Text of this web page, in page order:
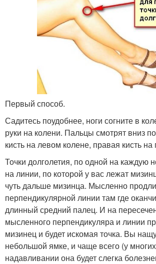
Первый способ.
Садитесь поудобнее, ноги согните в
руки на колени. Пальцы смотрят вниз
кисть на левом колене, правая кисть
Точки долголетия, по одной на каждую
на линии, по которой у вас лежат
чуть дальше мизинца. Мысленно
перпендикулярной линии там где
длинный средний палец. И на
мысленного перпендикуляра и линии
мизинец и будет искомая точка. Вы
небольшой ямке, и чаще всего (у
надавливании она будет слегка